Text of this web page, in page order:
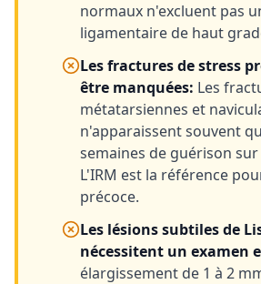
normaux n'excluent pas
ligamentaire de haut
Les fractures de stress
être manquées: Les
métatarsiennes et
n'apparaissent souvent
semaines de guérison
L'IRM est la référence
précoce.
Les lésions subtiles de
nécessitent un examen
élargissement de 1 à 2